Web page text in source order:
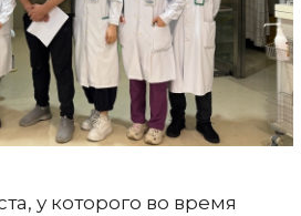
у которого во время